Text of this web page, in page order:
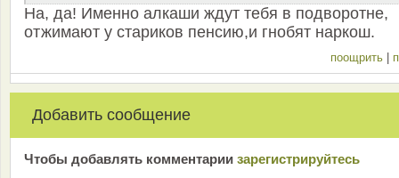
На, да! Именно алкаши ждут тебя в подворотне,
отжимают у стариков пенсию,и гнобят наркош.
поощрить
Добавить сообщение
Чтобы добавлять комментарии зарeгиcтрирyйтeсь